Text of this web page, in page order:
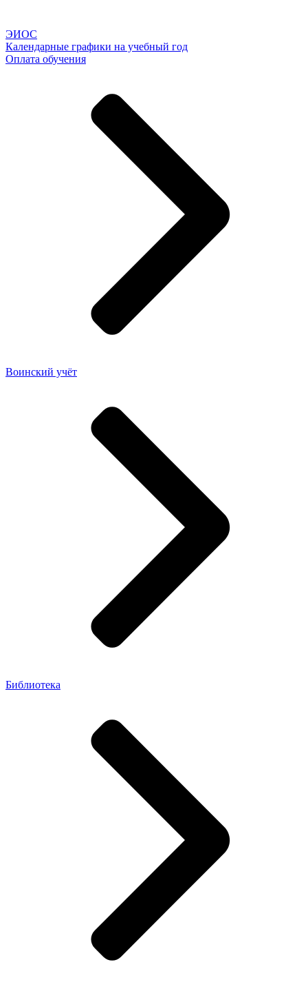
ЭИОС
Календарные графики на учебный год
Оплата обучения
Воинский учёт
Библиотека